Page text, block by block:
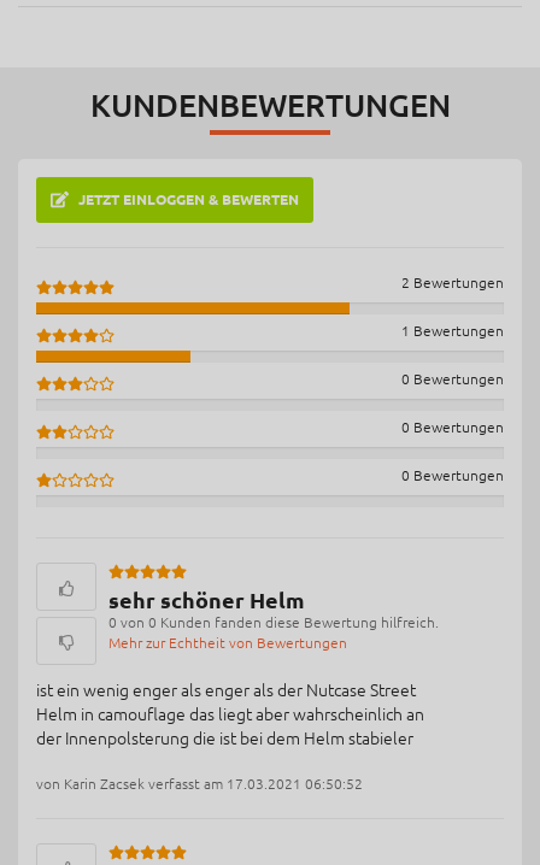
KUNDENBEWERTUNGEN
JETZT EINLOGGEN & BEWERTEN
2 Bewertungen
1 Bewertungen
0 Bewertungen
0 Bewertungen
0 Bewertungen
sehr schöner Helm
0 von 0 Kunden fanden diese Bewertung hilfreich.
Mehr zur Echtheit von Bewertungen
ist ein wenig enger als enger als der Nutcase Street
Helm in camouflage das liegt aber wahrscheinlich an
der Innenpolsterung die ist bei dem Helm stabieler
von Karin Zacsek verfasst am 17.03.2021 06:50:52